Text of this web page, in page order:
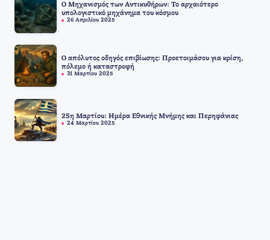
Ο Μηχανισμός των Αντικυθήρων: Το αρχαιότερο
υπολογιστικό μηχάνημα του κόσμου
26 Απριλίου 2025
Ο απόλυτος οδηγός επιβίωσης: Προετοιμάσου για κρίση,
πόλεμο ή καταστροφή
31 Μαρτίου 2025
25η Μαρτίου: Ημέρα Εθνικής Μνήμης και Περηφάνιας
24 Μαρτίου 2025